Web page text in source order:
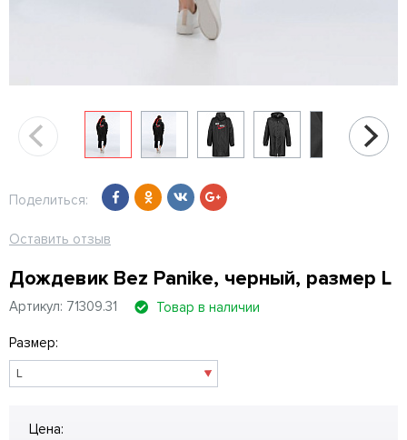
Поделиться:
Оставить отзыв
Дождевик Bez Panike, черный, размер L
Артикул: 71309.31 Товар в наличии
Размер:
Цена: